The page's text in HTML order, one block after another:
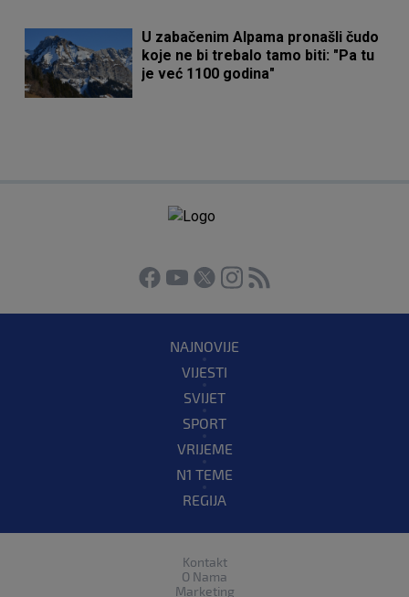
U zabačenim Alpama pronašli čudo
koje ne bi trebalo tamo biti: "Pa tu
je već 1100 godina"
NAJNOVIJE
VIJESTI
SVIJET
SPORT
VRIJEME
N1 TEME
REGIJA
Kontakt
O Nama
Marketing